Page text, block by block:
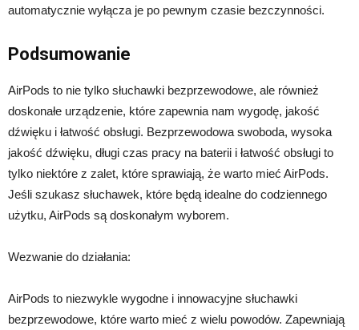
automatycznie wyłącza je po pewnym czasie bezczynności.
Podsumowanie
AirPods to nie tylko słuchawki bezprzewodowe, ale również
doskonałe urządzenie, które zapewnia nam wygodę, jakość
dźwięku i łatwość obsługi. Bezprzewodowa swoboda, wysoka
jakość dźwięku, długi czas pracy na baterii i łatwość obsługi to
tylko niektóre z zalet, które sprawiają, że warto mieć AirPods.
Jeśli szukasz słuchawek, które będą idealne do codziennego
użytku, AirPods są doskonałym wyborem.
Wezwanie do działania:
AirPods to niezwykle wygodne i innowacyjne słuchawki
bezprzewodowe, które warto mieć z wielu powodów. Zapewniają